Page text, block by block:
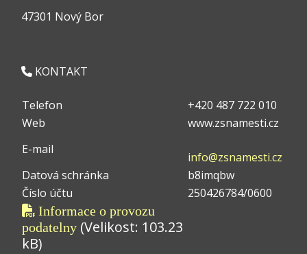
47301 Nový Bor
KONTAKT
Telefon
+420 487 722 010
Web
www.zsnamesti.cz
E-mail
info@zsnamesti.cz
Datová schránka
b8imqbw
Číslo účtu
250426784/0600
Informace o provozu
podatelny (Velikost: 103.23
kB)